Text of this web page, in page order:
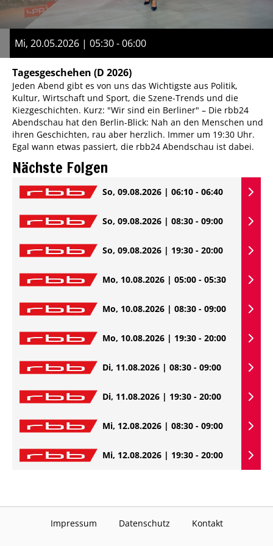
Mi, 20.05.2026 | 05:30 - 06:00
Tagesgeschehen (D 2026)
Jeden Abend gibt es von uns das Wichtigste aus Politik,
Kultur, Wirtschaft und Sport, die Szene-Trends und die
Kiezgeschichten. Kurz: "Wir sind ein Berliner" – Die rbb24
Abendschau hat den Berlin-Blick: Nah an den Menschen und
ihren Geschichten, rau aber herzlich. Immer um 19:30 Uhr.
Egal wann etwas passiert, die rbb24 Abendschau ist dabei.
Nächste Folgen
So, 09.08.2026 | 06:10 - 06:40
So, 09.08.2026 | 08:30 - 09:00
So, 09.08.2026 | 19:30 - 20:00
Mo, 10.08.2026 | 05:00 - 05:30
Mo, 10.08.2026 | 08:30 - 09:00
Mo, 10.08.2026 | 19:30 - 20:00
Di, 11.08.2026 | 08:30 - 09:00
Di, 11.08.2026 | 19:30 - 20:00
Mi, 12.08.2026 | 08:30 - 09:00
Mi, 12.08.2026 | 19:30 - 20:00
Impressum Datenschutz Kontakt